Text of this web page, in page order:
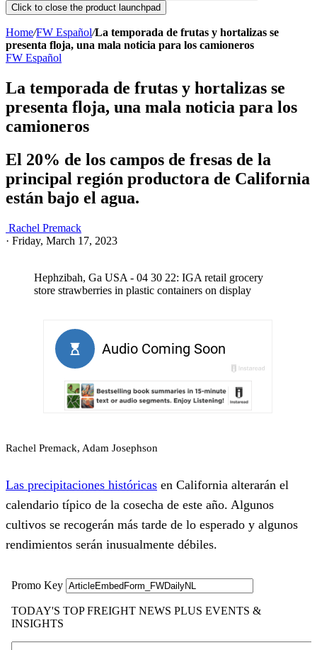
Click to close the product launchpad
Home/FW Español/La temporada de frutas y hortalizas se
presenta floja, una mala noticia para los camioneros
FW Español
La temporada de frutas y hortalizas se
presenta floja, una mala noticia para los
camioneros
El 20% de los campos de fresas de la
principal región productora de California
están bajo el agua.
Rachel Premack
· Friday, March 17, 2023
Hephzibah, Ga USA - 04 30 22: IGA retail grocery
store strawberries in plastic containers on display
Rachel Premack, Adam Josephson
Las precipitaciones históricas en California alterarán el
calendario típico de la cosecha de este año. Algunos
cultivos se recogerán más tarde de lo esperado y algunos
rendimientos serán inusualmente débiles.